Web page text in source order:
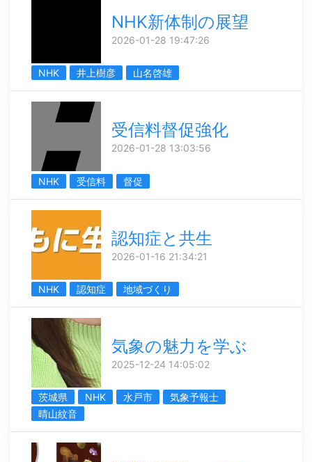
NHK新体制の展望
2026-01-28 19:47:26
NHK 井上樹彦 山名啓雄
受信料督促強化
2026-01-28 13:03:56
NHK 受信料 督促
認知症と共生
2026-01-16 21:34:21
NHK 認知症 地域づくり
気象の魅力を学ぶ
2025-12-24 14:05:02
茨城県 NHK 水戸市
気象予報士
晴山紋音